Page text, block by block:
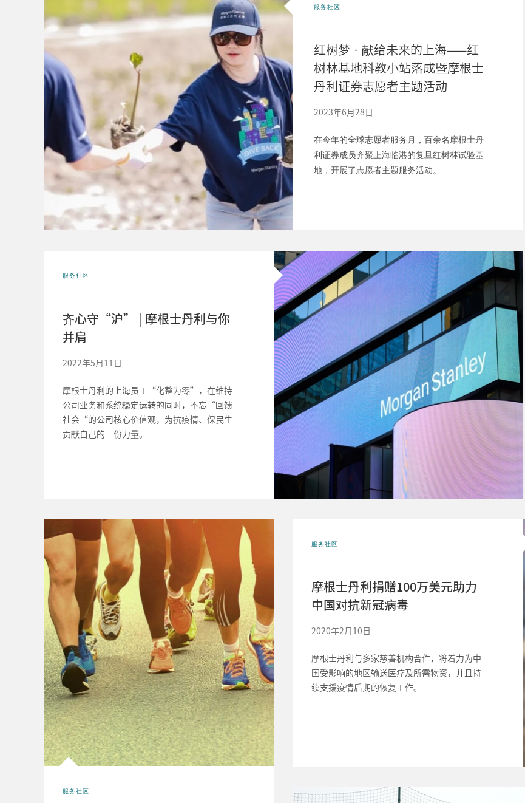
服务社区
红树梦 · 献给未来的上海——红
树林基地科教小站落成暨摩根士
丹利证券志愿者主题活动
2023年6月28日
在今年的全球志愿者服务月，百余名摩根士丹
利证券成员齐聚上海临港的复旦红树林试验基
地，开展了志愿者主题服务活动。
服务社区
齐心守“沪” | 摩根士丹利与你
并肩
2022年5月11日
摩根士丹利的上海员工“化整为零”，在维持
公司业务和系统稳定运转的同时，不忘“回馈
社会“的公司核心价值观，为抗疫情、保民生
贡献自己的一份力量。
服务社区
服务社区
摩根士丹利捐赠100万美元助力
中国对抗新冠病毒
2020年2月10日
摩根士丹利与多家慈善机构合作，将着力为中
国受影响的地区输送医疗及所需物资，并且持
续支援疫情后期的恢复工作。